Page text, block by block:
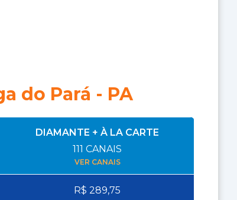
do Pará - PA
DIAMANTE + À LA CARTE
111 CANAIS
VER CANAIS
R$ 289,75